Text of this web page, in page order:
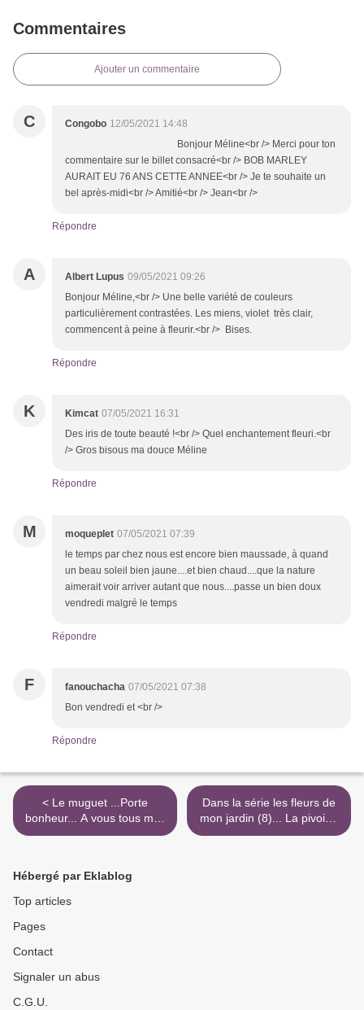
Commentaires
Ajouter un commentaire
C Congobo 12/05/2021 14:48
Bonjour Méline<br /> Merci pour ton
commentaire sur le billet consacré<br /> BOB MARLEY
AURAIT EU 76 ANS CETTE ANNEE<br /> Je te souhaite un
bel après-midi<br /> Amitié<br /> Jean<br />
Répondre
A Albert Lupus 09/05/2021 09:26
Bonjour Méline,<br /> Une belle variété de couleurs
particulièrement contrastées. Les miens, violet très clair,
commencent à peine à fleurir.<br /> Bises.
Répondre
K Kimcat 07/05/2021 16:31
Des iris de toute beauté !<br /> Quel enchantement fleuri.<br
/> Gros bisous ma douce Méline
Répondre
M moqueplet 07/05/2021 07:39
le temps par chez nous est encore bien maussade, à quand
un beau soleil bien jaune....et bien chaud....que la nature
aimerait voir arriver autant que nous....passe un bien doux
vendredi malgré le temps
Répondre
F fanouchacha 07/05/2021 07:38
Bon vendredi et <br />
Répondre
< Le muguet ...Porte
bonheur... A vous tous mes
amis !
Dans la série les fleurs de
mon jardin (8)... La pivoine
et autres...A suivre >
Hébergé par Eklablog
Top articles
Pages
Contact
Signaler un abus
C.G.U.